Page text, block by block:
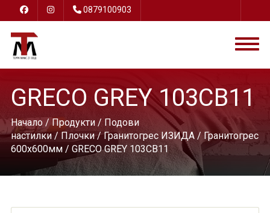
0879100903
GRECO GREY 103CB11
Начало/ Продукти/ Подови
настилки/ Плочки/Гранитогрес ИЗИДА/ Гранитогрес
600х600мм/ GRECO GREY 103CB11